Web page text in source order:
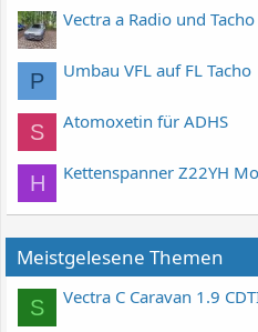
Vectra a Radio und
P Umbau VFL auf FL Tacho
S Atomoxetin für ADHS
H Kettenspanner Z22YH
Meistgelesene Themen
S Vectra C Caravan 1.9